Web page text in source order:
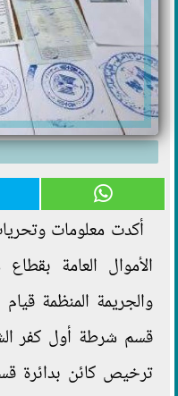
أكدت معلومات
الأموال العامة
والجريمة المنظمة
قسم شرطة أول كفر
ترخيص كائن بدائرة